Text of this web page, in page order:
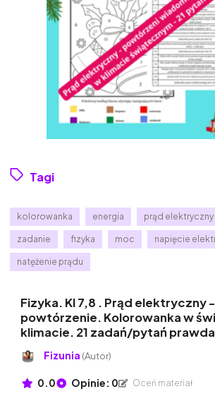
Tagi
kolorowanka energia prąd elektryczny
zadanie fizyka moc napięcie
natężenie prądu
Fizyka. Kl 7,8 . Prąd elektryczny -
powtórzenie. Kolorowanka w
klimacie. 21 zadań/pytań
Fizunia (Autor)
0.0 Opinie: 0 Oceń materiał